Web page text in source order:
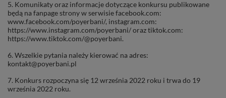
5. Komunikaty oraz informacje dotyczące konkursu publikowane
będą na fanpage strony w serwisie facebook.com:
www.facebook.com/poyerbani/, instagram.com:
https://www.instagram.com/poyerbani/ oraz tiktok.com:
https://www.tiktok.com/@poyerbani.
6. Wszelkie pytania należy kierować na adres:
kontakt@poyerbani.pl
7. Konkurs rozpoczyna się 12 września 2022 roku i trwa do 19
września 2022 roku.